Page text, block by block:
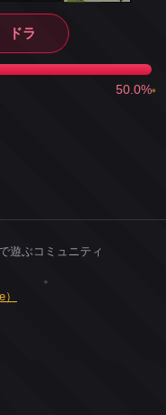
ドラ
50.0%
遊ぶコミュニティ